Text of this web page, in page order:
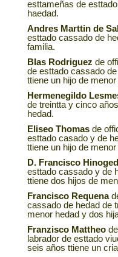
esttameñas de
haedad.
Andres Marttin de
esttado cassado de
familia.
Blas Rodriguez de
de esttado cassado
ttiene un hijo de
Hermenegildo
de treintta y cinco
hedad.
Eliseo Thomasde
esttado casado y de
ttiene un hijo de
D. Francisco
esttado cassado y de
ttiene dos hijos de
Francisco Requena
cassado de hedad de
menor hedad y dos
Franzisco Mattheode
labrador de esttado
seis años ttiene un